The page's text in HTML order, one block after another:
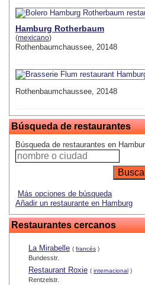
Hamburg Rotherbaum
(mexicano)
Rothenbaumchaussee, 20148
Rothenbaumchaussee, 20148
Búsqueda de restaurantes
Búsqueda de restaurantes en
Más opciones de búsqueda
Añadir un restaurante en Hamburg
Restaurantes cercanos
La Mirabelle ( francés )
Bundesstr.
Restaurant Roxie ( internacional )
Rentzelstr.